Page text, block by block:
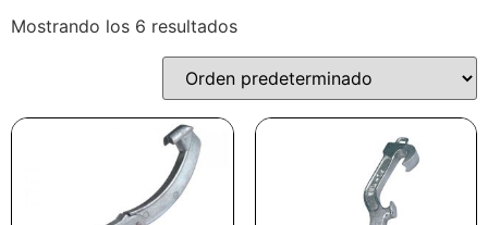
Mostrando los 6 resultados